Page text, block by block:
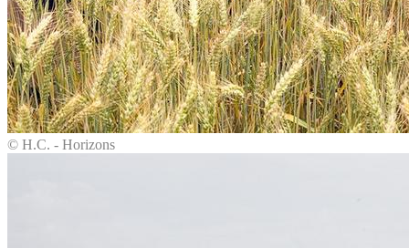
© H.C. - Horizons